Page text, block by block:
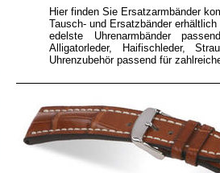
Hier finden Sie Ersatzarmbänder
Tausch- und Ersatzbänder
edelste Uhrenarmbänder
Alligatorleder, Haifischleder,
Uhrenzubehör passend für